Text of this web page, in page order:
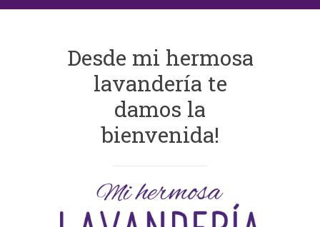
Desde mi hermosa
lavandería te
damos la
bienvenida!